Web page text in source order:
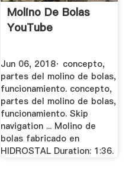
Molino De Bolas
YouTube
Jun 06, 2018· concepto,
partes del molino de bolas,
funcionamiento. concepto,
partes del molino de bolas,
funcionamiento. Skip
navigation ... Molino de
bolas fabricado en
HIDROSTAL Duration: 1:36.